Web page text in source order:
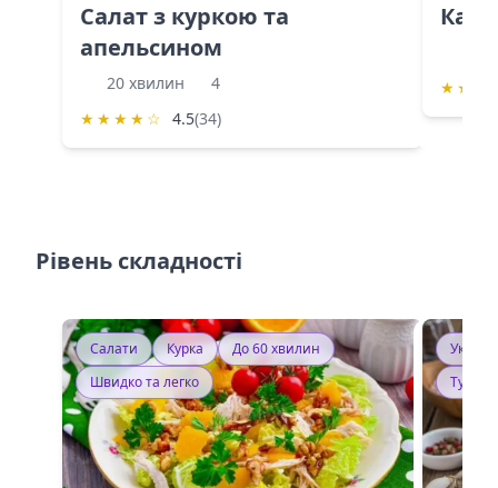
Салат з куркою та
апельсином
20 хвилин
4
★ ★ ★ ★ ☆ 4.5(34)
★ ★
Рівень складності
Салати Курка
До 60 хвилин
Швидко та легко